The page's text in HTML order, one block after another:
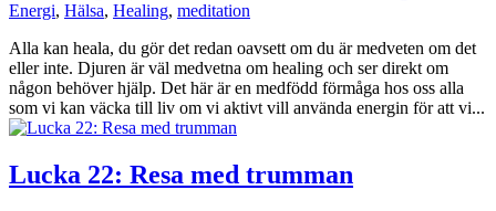
Energi, Hälsa, Healing, meditation
Alla kan heala, du gör det redan oavsett om du är medveten om det
eller inte. Djuren är väl medvetna om healing och ser direkt om
någon behöver hjälp. Det här är en medfödd förmåga hos oss alla
som vi kan väcka till liv om vi aktivt vill använda energin för att vi...
Lucka 22: Resa med trumman